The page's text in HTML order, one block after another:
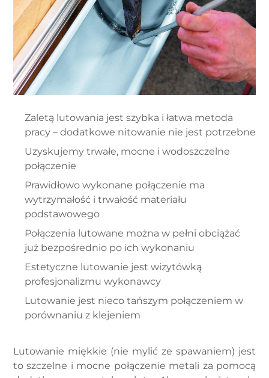
Zaletą lutowania jest szybka i łatwa metoda
pracy – dodatkowe nitowanie nie jest potrzebne
Uzyskujemy trwałe, mocne i wodoszczelne
połączenie
Prawidłowo wykonane połączenie ma
wytrzymałość i trwałość materiału
podstawowego
Połączenia lutowane można w pełni obciążać
już bezpośrednio po ich wykonaniu
Estetyczne lutowanie jest wizytówką
profesjonalizmu wykonawcy
Lutowanie jest nieco tańszym połączeniem w
porównaniu z klejeniem
Lutowanie miękkie (nie mylić ze spawaniem) jest
to szczelne i mocne połączenie metali za pomocą